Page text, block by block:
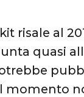
risale al
quasi
momento